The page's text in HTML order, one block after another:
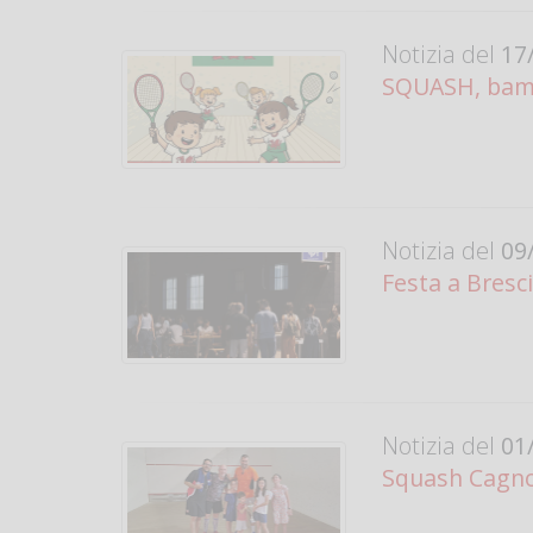
Notizia del
SQUASH,
Notizia del
Festa a
Notizia del
Squash